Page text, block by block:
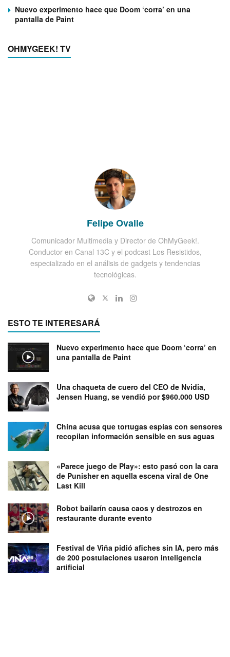
Nuevo experimento hace que Doom ‘corra’ en una
pantalla de Paint
OHMYGEEK! TV
Felipe Ovalle
Comunicador Multimedia y Director de OhMyGeek!.
Conductor en Canal 13C y el podcast Los Resistidos,
especializado en el análisis de gadgets y tendencias
tecnológicas.
ESTO TE INTERESARÁ
Nuevo experimento hace que Doom ‘corra’ en
una pantalla de Paint
Una chaqueta de cuero del CEO de Nvidia,
Jensen Huang, se vendió por $960.000 USD
China acusa que tortugas espías con sensores
recopilan información sensible en sus aguas
«Parece juego de Play»: esto pasó con la cara
de Punisher en aquella escena viral de One
Last Kill
Robot bailarín causa caos y destrozos en
restaurante durante evento
Festival de Viña pidió afiches sin IA, pero más
de 200 postulaciones usaron inteligencia
artificial